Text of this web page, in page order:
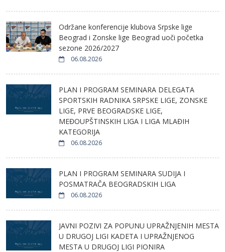
Održane konferencije klubova Srpske lige
Beograd i Zonske lige Beograd uoči početka
sezone 2026/2027
06.08.2026
PLAN I PROGRAM SEMINARA DELEGATA
SPORTSKIH RADNIKA SRPSKE LIGE, ZONSKE
LIGE, PRVE BEOGRADSKE LIGE,
MEĐOUPŠTINSKIH LIGA I LIGA MLAĐIH
KATEGORIJA
06.08.2026
PLAN I PROGRAM SEMINARA SUDIJA I
POSMATRAČA BEOGRADSKIH LIGA
06.08.2026
JAVNI POZIVI ZA POPUNU UPRAŽNJENIH MESTA
U DRUGOJ LIGI KADETA I UPRAŽNJENOG
MESTA U DRUGOJ LIGI PIONIRA